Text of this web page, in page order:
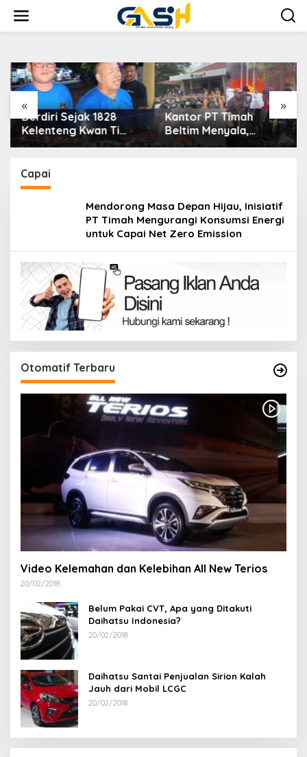
konten
« »
Berdiri Sejak 1828
Kelenteng Kwan Ti
Miau Kaposang
Acara Berlangsung
Meriah
Kantor PT Timah
Beltim Menyala,
Ribuan Penambang
Capai
Mendorong Masa Depan Hijau, Inisiatif
PT Timah Mengurangi Konsumsi Energi
untuk Capai Net Zero Emission
Otomatif Terbaru
Video Kelemahan dan Kelebihan All New Terios
20/02/2018
Belum Pakai CVT, Apa yang Ditakuti
Daihatsu Indonesia?
20/02/2018
Daihatsu Santai Penjualan Sirion Kalah
Jauh dari Mobil LCGC
20/02/2018